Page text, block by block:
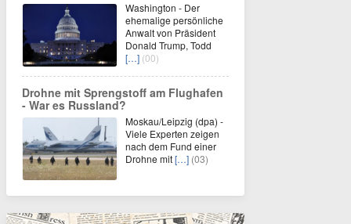
Washington - Der
ehemalige persönliche
Anwalt von Präsident
Donald Trump, Todd
[…] (00)
Drohne mit Sprengstoff am Flughafen
- War es Russland?
Moskau/Leipzig (dpa) -
Viele Experten zeigen
nach dem Fund einer
Drohne mit[…] (03)